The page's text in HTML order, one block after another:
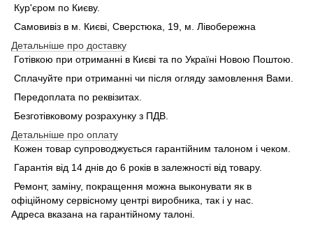
Кур'єром по Києву.
Самовивіз в м. Києві, Сверстюка, 19, м. Лівобережна
Детальніше про доставку
Готівкою при отриманні в Києві та по Україні Новою Поштою.
Сплачуйте при отриманні чи після огляду замовлення Вами.
Передоплата по реквізитах.
Безготівковому розрахунку з ПДВ.
Детальніше про оплату
Кожен товар супроводжується гарантійним талоном і чеком.
Гарантія від 14 днів до 6 років в залежності від товару.
Ремонт, заміну, покращення можна выконувати як в
офіційному сервісному центрі виробника, так і у нас.
Адреса вказана на гарантійному талоні.